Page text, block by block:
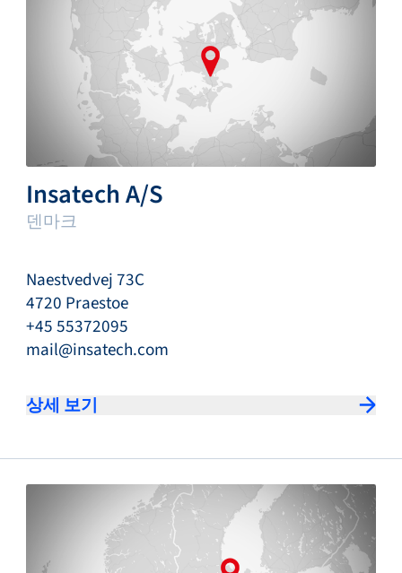
Insatech A/S
덴마크
Naestvedvej 73C
4720 Praestoe
+45 55372095
mail@insatech.com
상세 보기